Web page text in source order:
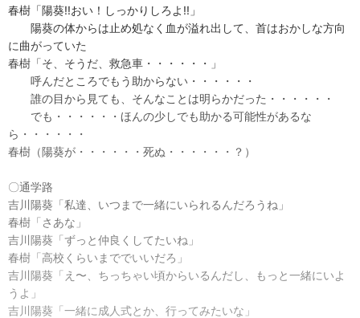
春樹「陽葵!!おい！しっかりしろよ!!」
陽葵の体からは止め処なく血が溢れ出して、首はおかしな方向
に曲がっていた
春樹「そ、そうだ、救急車・・・・・・」
呼んだところでもう助からない・・・・・・
誰の目から見ても、そんなことは明らかだった・・・・・・
でも・・・・・・ほんの少しでも助かる可能性があるな
ら・・・・・・
春樹（陽葵が・・・・・・死ぬ・・・・・・？）
〇通学路
吉川陽葵「私達、いつまで一緒にいられるんだろうね」
春樹「さあな」
吉川陽葵「ずっと仲良くしてたいね」
春樹「高校くらいまででいいだろ」
吉川陽葵「え〜、ちっちゃい頃からいるんだし、もっと一緒にいよ
うよ」
吉川陽葵「一緒に成人式とか、行ってみたいな」